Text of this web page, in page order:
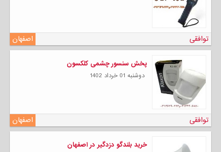
اصفهان توافقی
پخش سنسور چشمی کلکسون
دوشنبه 01 خرداد 1402
اصفهان توافقی
خرید بلندگو دزدگیر در اصفهان